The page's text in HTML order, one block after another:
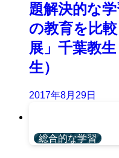
題解決的な
の教育を比
展」千葉教
生）
2017年8月29日
総合的な学習